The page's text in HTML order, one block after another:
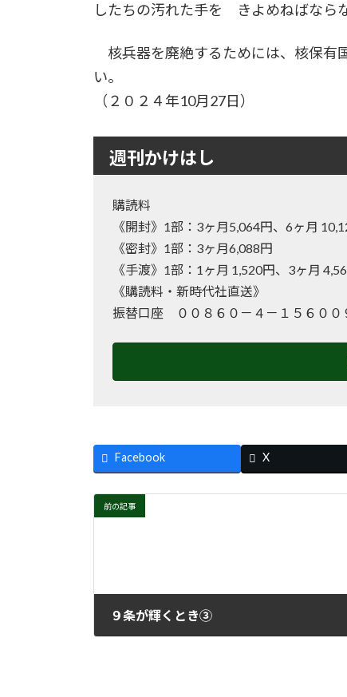
したちの汚れた手を きよめねばなら
核兵器を廃絶するためには、核保有
い。
（２０２４年10月27日）
週刊かけはし
購読料
《開封》1部：3ヶ月5,064円、6ヶ月
《密封》1部：3ヶ月6,088円
《手渡》1部：1ヶ月 1,520円、3ヶ月
《購読料・新時代社直送》
振替口座 ００８６０－４－１５６０
Facebook X
前の記事
９条が輝くとき③